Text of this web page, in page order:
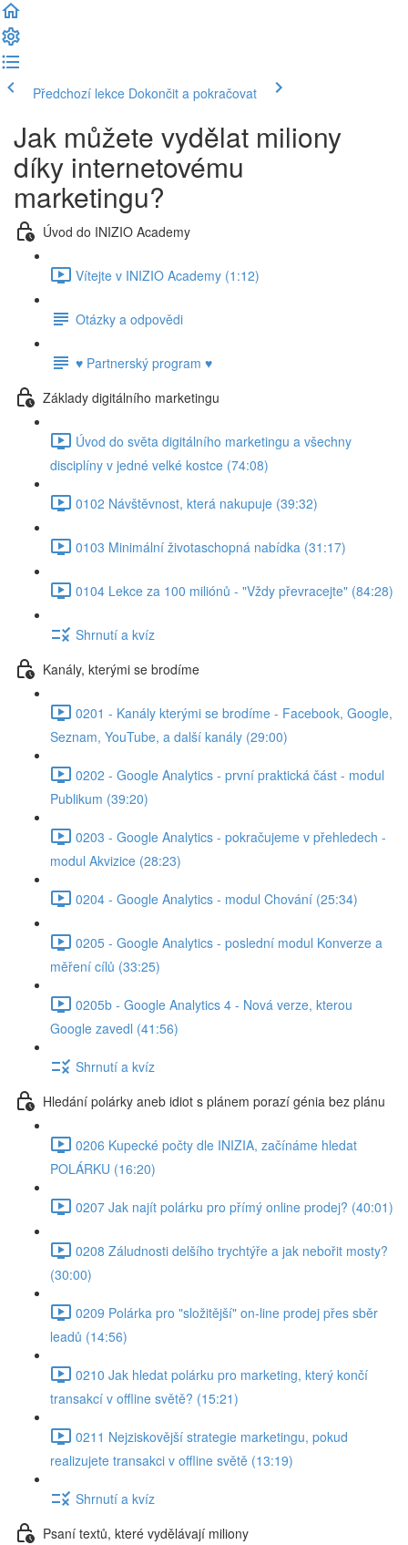
Předchozí lekce Dokončit a pokračovat
Jak můžete vydělat miliony
díky internetovému
marketingu?
Úvod do INIZIO Academy
Vítejte v INIZIO Academy (1:12)
Otázky a odpovědi
♥ Partnerský program ♥
Základy digitálního marketingu
Úvod do světa digitálního marketingu a všechny
disciplíny v jedné velké kostce (74:08)
0102 Návštěvnost, která nakupuje (39:32)
0103 Minimální životaschopná nabídka (31:17)
0104 Lekce za 100 miliónů - "Vždy převracejte" (84:28)
Shrnutí a kvíz
Kanály, kterými se brodíme
0201 - Kanály kterými se brodíme - Facebook, Google,
Seznam, YouTube, a další kanály (29:00)
0202 - Google Analytics - první praktická část - modul
Publikum (39:20)
0203 - Google Analytics - pokračujeme v přehledech -
modul Akvizice (28:23)
0204 - Google Analytics - modul Chování (25:34)
0205 - Google Analytics - poslední modul Konverze a
měření cílů (33:25)
0205b - Google Analytics 4 - Nová verze, kterou
Google zavedl (41:56)
Shrnutí a kvíz
Hledání polárky aneb idiot s plánem porazí génia bez plánu
0206 Kupecké počty dle INIZIA, začínáme hledat
POLÁRKU (16:20)
0207 Jak najít polárku pro přímý online prodej? (40:01)
0208 Záludnosti delšího trychtýře a jak nebořit mosty?
(30:00)
0209 Polárka pro "složitější" on-line prodej přes sběr
leadů (14:56)
0210 Jak hledat polárku pro marketing, který končí
transakcí v offline světě? (15:21)
0211 Nejziskovější strategie marketingu, pokud
realizujete transakci v offline světě (13:19)
Shrnutí a kvíz
Psaní textů, které vydělávají miliony